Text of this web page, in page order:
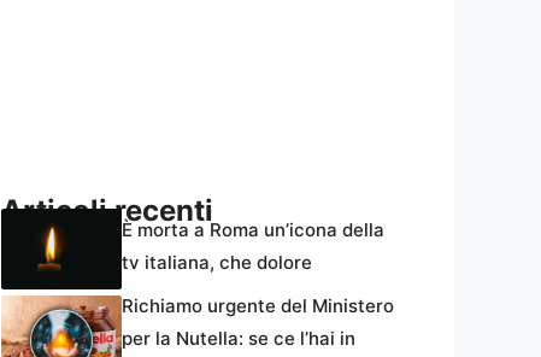
Articoli recenti
È morta a Roma un’icona della
tv italiana, che dolore
Richiamo urgente del Ministero
per la Nutella: se ce l’hai in